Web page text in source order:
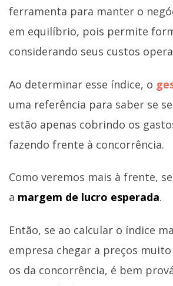
ferramenta para manter o
em equilíbrio, pois permite
considerando seus custos
Ao determinar esse índice, o
uma referência para saber se
estão apenas cobrindo os
fazendo frente à concorrência.
Como veremos mais à frente,
a margem de lucro esperada.
Então, se ao calcular o índice
empresa chegar a preços
os da concorrência, é bem